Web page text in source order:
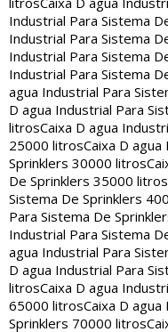
Industrial Para Sistema
Industrial Para Sistema
Industrial Para Sistema
Industrial Para Sistema
agua Industrial Para
D agua Industrial Para
litrosCaixa D agua
25000 litrosCaixa D
Sprinklers 30000 litros
De Sprinklers 35000 litros
Sistema De Sprinklers
Para Sistema De
Industrial Para Sistema
agua Industrial Para
D agua Industrial Para
litrosCaixa D agua
65000 litrosCaixa D
Sprinklers 70000 litros